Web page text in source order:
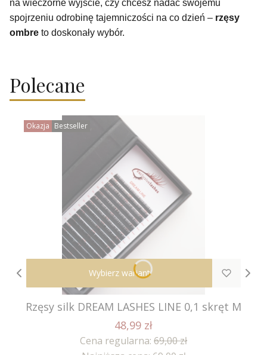
na wieczorne wyjście, czy chcesz nadać swojemu
spojrzeniu odrobinę tajemniczości na co dzień – rzęsy
ombre to doskonały wybór.
Polecane
Okazja Bestseller
Wybierz wariant
Rzęsy silk DREAM LASHES LINE 0,1 skręt M
48,99 zł
Cena regularna: 69,00 zł